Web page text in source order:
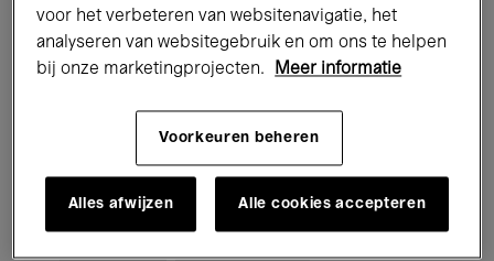
Lezingen & Debatten
Elektronische Muziek
voor het verbeteren van websitenavigatie, het
analyseren van websitegebruik en om ons te helpen
bij onze marketingprojecten.
Meer informatie
Voorkeuren beheren
Alles afwijzen Alle cookies accepteren